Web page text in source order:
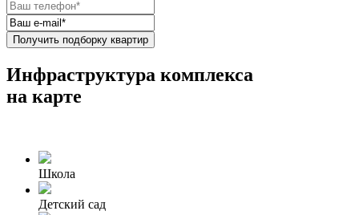
Получить подборку квартир
Инфраструктура комплекса
на карте
Школа
Детский сад